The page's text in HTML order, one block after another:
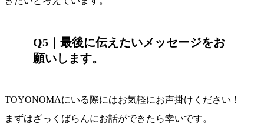
Q5｜ 最後に伝えたいメッセージをお
願いします。
TOYONOMAにいる際にはお気軽にお声掛けください！
まずはざっくばらんにお話ができたら幸いです。